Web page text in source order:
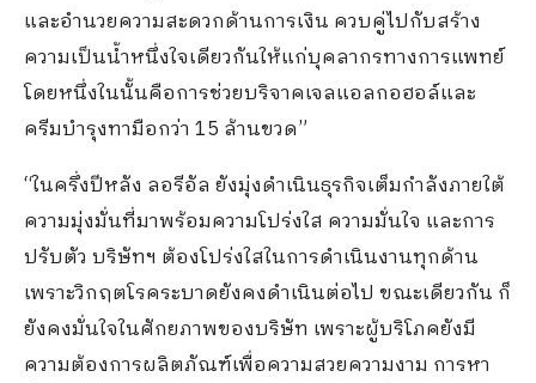
และอำนวยความสะดวกด้านการเงิน ควบคู่ไปกับสร้าง
ความเป็นน้ำหนึ่งใจเดียวกันให้แก่บุคลากรทางการแพทย์
โดยหนึ่งในนั้นคือการช่วยบริจาคเจลแอลกอฮอล์และ
ครีมบำรุงทามือกว่า 15 ล้านขวด”
“ในครึ่งปีหลัง ลอรีอัล ยังมุ่งดำเนินธุรกิจเต็มกำลังภายใต้
ความมุ่งมั่นที่มาพร้อมความโปร่งใส ความมั่นใจ และการ
ปรับตัว บริษัทฯ ต้องโปร่งใสในการดำเนินงานทุกด้าน
เพราะวิกฤตโรคระบาดยังคงดำเนินต่อไป ขณะเดียวกัน ก็
ยังคงมั่นใจในศักยภาพของบริษัท เพราะผู้บริโภคยังมี
ความต้องการผลิตภัณฑ์เพื่อความสวยความงาม การหา